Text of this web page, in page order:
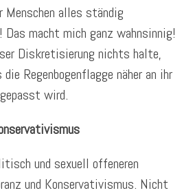
alles ständig
Das macht mich ganz wahnsinnig!
Diskretisierung nichts halte,
Regenbogenflagge näher an ihr
wird.
und sexuell offeneren
und Konservativismus. Nicht